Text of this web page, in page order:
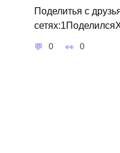
Поделитья с
0 0